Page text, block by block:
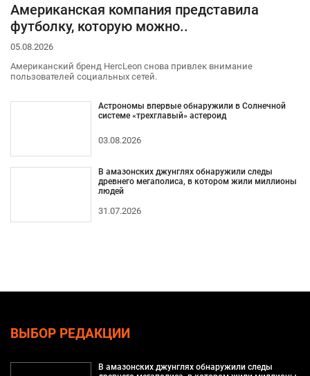
Американская компания представила
футболку, которую можно..
05.08.2026
Американский бренд HercLeon снова привлек внимание
пользователей социальных сетей.
Астрономы впервые обнаружили в Солнечной
системе «трехглавый» астероид
03.08.2026
В амазонских джунглях обнаружили следы
древнего мегаполиса, в котором жили миллионы
людей
31.07.2026
ВЫБОР РЕДАКЦИИ
В амазонских джунглях обнаружили следы